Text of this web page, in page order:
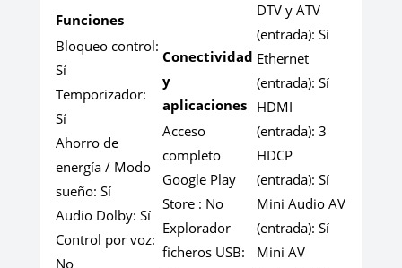
Funciones
Bloqueo control:
Sí
Temporizador:
Sí
Ahorro de
energía / Modo
sueño: Sí
Audio Dolby: Sí
Control por voz:
No
Conectividad
y
aplicaciones
Acceso
completo
Google Play
Store : No
Explorador
ficheros USB:
DTV y ATV
(entrada): Sí
Ethernet
(entrada): Sí
HDMI
(entrada): 3
HDCP
(entrada): Sí
Mini Audio AV
(entrada): Sí
Mini AV